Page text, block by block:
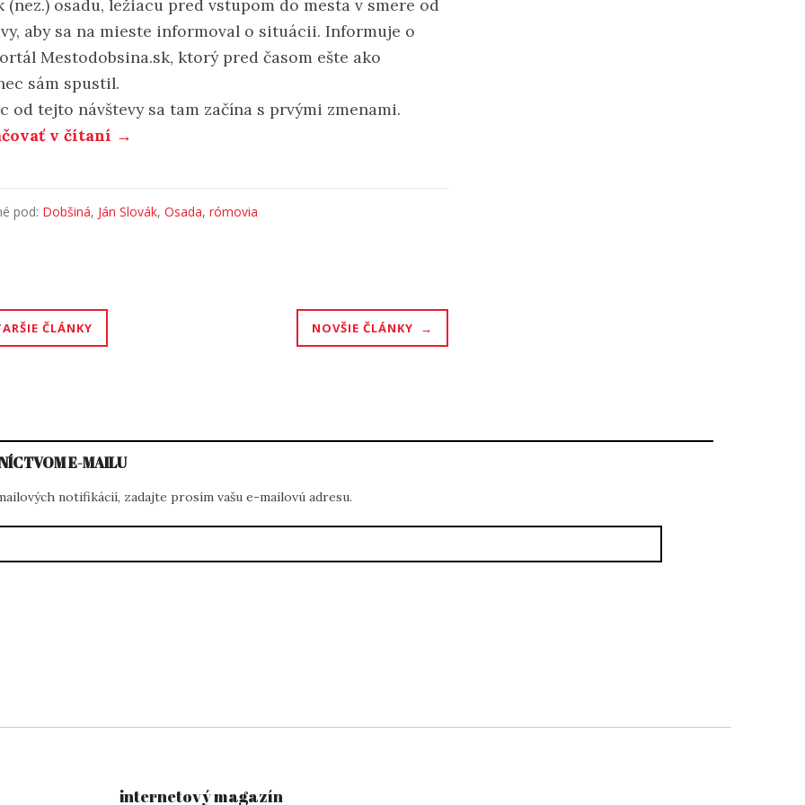
(nez.) osadu, ležiacu pred vstupom do mesta v smere od
aby sa na mieste informoval o situácii. Informuje o
Mestodobsina.sk, ktorý pred časom ešte ako
sám spustil.
od tejto návštevy sa tam začína s prvými zmenami.
v čítaní →
pod: Dobšiná, Ján Slovák, Osada, rómovia
ČLÁNKY NOVŠIE ČLÁNKY
E-MAILU
notifikácií, zadajte prosím vašu e-mailovú adresu.
internetový magazín